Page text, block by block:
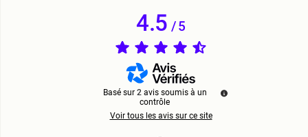
4.5/5
Basé sur 2 avis soumis à un
contrôle
Voir tous les avis sur ce site